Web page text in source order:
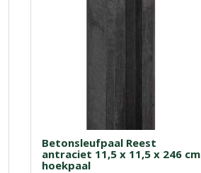
Betonsleufpaal Reest
antraciet 11,5 x 11,5 x 246 cm
hoekpaal